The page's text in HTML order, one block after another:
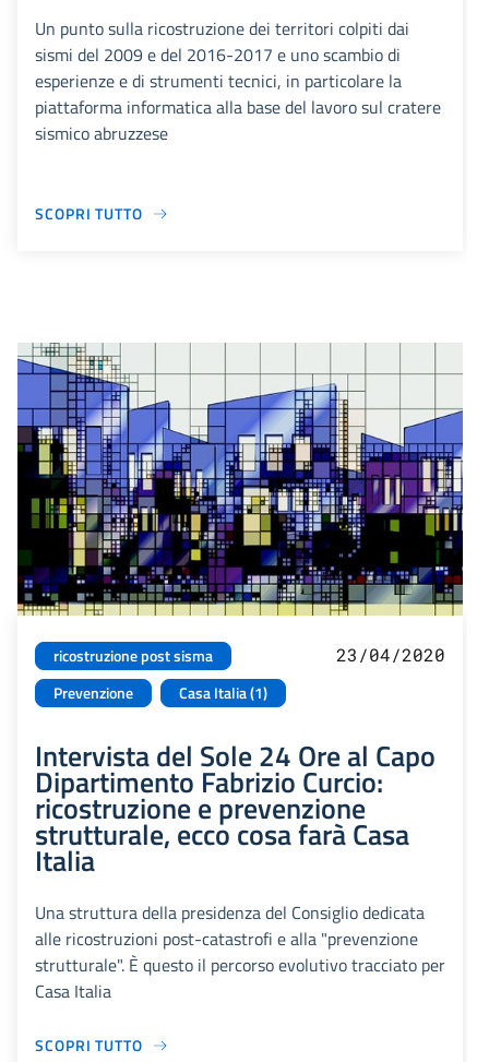
Un punto sulla ricostruzione dei territori colpiti dai
sismi del 2009 e del 2016-2017 e uno scambio di
esperienze e di strumenti tecnici, in particolare la
piattaforma informatica alla base del lavoro sul cratere
sismico abruzzese
SCOPRI TUTTO
ricostruzione post sisma
Prevenzione
Casa Italia (1)
23/04/2020
Intervista del Sole 24 Ore al Capo
Dipartimento Fabrizio Curcio:
ricostruzione e prevenzione
strutturale, ecco cosa farà Casa
Italia
Una struttura della presidenza del Consiglio dedicata
alle ricostruzioni post-catastrofi e alla "prevenzione
strutturale". È questo il percorso evolutivo tracciato per
Casa Italia
SCOPRI TUTTO